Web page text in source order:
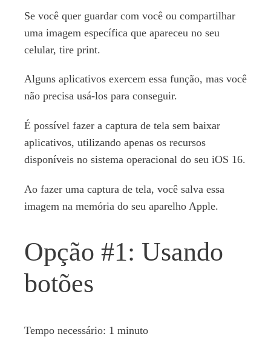
Se você quer guardar com você ou compartilhar
uma imagem específica que apareceu no seu
celular, tire print.
Alguns aplicativos exercem essa função, mas você
não precisa usá-los para conseguir.
É possível fazer a captura de tela sem baixar
aplicativos, utilizando apenas os recursos
disponíveis no sistema operacional do seu iOS 16.
Ao fazer uma captura de tela, você salva essa
imagem na memória do seu aparelho Apple.
Opção #1: Usando
botões
Tempo necessário: 1 minuto